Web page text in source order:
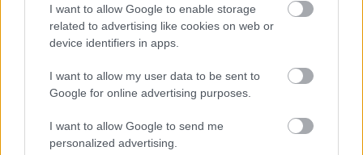
I want to allow Google to enable storage
related to advertising like cookies on web or
device identifiers in apps.
I want to allow my user data to be sent to
Google for online advertising purposes.
I want to allow Google to send me
personalized advertising.
Az Rtl Klub rendszeresen szervezett roadshow-
kat, és az Esmeralda idején mi is elmentünk a
nagyobb városokba. Hatalmas színpadokon léptünk
fel több tízezer ember előtt, akik őrjöngtek, amikor
megláttak bennünket. Azt sem tudták, kik vagyunk,
Armando lenne előttük. Nagyon érdekes volt,
imádtuk ezt az egészet, világsztárnak éreztük